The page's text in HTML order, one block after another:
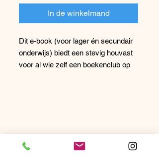
In de winkelmand
Dit e-book (voor lager én secundair
onderwijs) biedt een stevig houvast
voor al wie zelf een boekenclub op